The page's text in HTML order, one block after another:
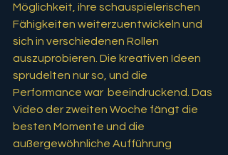
Möglichkeit, ihre schauspielerischen
Fähigkeiten weiterzuentwickeln und
sich in verschiedenen Rollen
auszuprobieren. Die kreativen Ideen
sprudelten nur so, und die
Performance war  beeindruckend. Das
Video der zweiten Woche fängt die
besten Momente und die
außergewöhnliche Aufführung